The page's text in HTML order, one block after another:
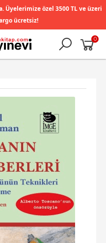
Üyelerimize özel 3500 TL ve üzeri
ücretsiz!
0